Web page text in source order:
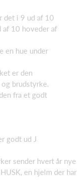
det i 9 ud af 10
af 10 hoveder af
en hue under
er den
brudstyrke.
fra et godt
godt ud J
sender hvert år nye
en hjelm der har